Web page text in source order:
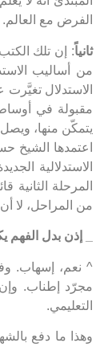
الفرض مع العالم.
ثانياً: إن تلك
من أساليب
الاستدلال
مقبولة في
يتمكّن منها،
اعتمدها الشيخ
الاستدلالية
المرحلة
من المراحل، لا أن
إذن بدل الفهم
^ نعم، إسهاب.
مجرّد إطناب. وإن
التعليمي.
وهذا ما دفع